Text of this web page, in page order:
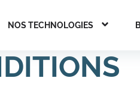
NOS TECHNOLOGIES